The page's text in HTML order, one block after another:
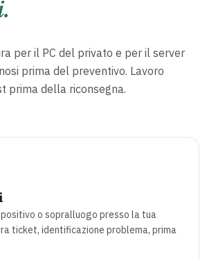
per il PC del privato e per il server
prima del preventivo. Lavoro
prima della riconsegna.
o sopralluogo presso la tua
ticket, identificazione problema, prima